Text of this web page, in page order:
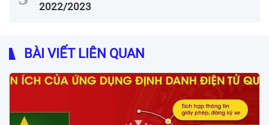
2022/2023
BÀI VIẾT LIÊN QUAN